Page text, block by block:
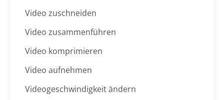
Video zuschneiden
Video zusammenführen
Video komprimieren
Video aufnehmen
Videogeschwindigkeit ändern